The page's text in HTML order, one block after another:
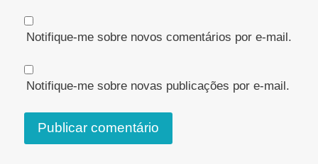
Notifique-me sobre novos comentários por e-mail.
Notifique-me sobre novas publicações por e-mail.